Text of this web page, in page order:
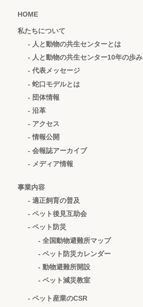
HOME
私たちについて
- 人と動物の共生センターとは
- 人と動物の共生センター10年の歩み
- 代表メッセージ
- 蛇口モデルとは
- 団体情報
- 沿革
- アクセス
- 情報公開
- 会報誌アーカイブ
- メディア情報
事業内容
- 適正飼育の普及
- ペット後見互助会
- ペット防災
- 全国動物避難所マップ
- ペット防災カレンダー
- 動物避難所開設
- ペット減災教室
- ペット産業のCSR